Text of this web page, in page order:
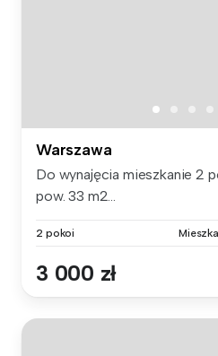
Warszawa
Do wynajęcia mieszkanie 2
pow. 33 m2...
2 pokoi
3 000 zł